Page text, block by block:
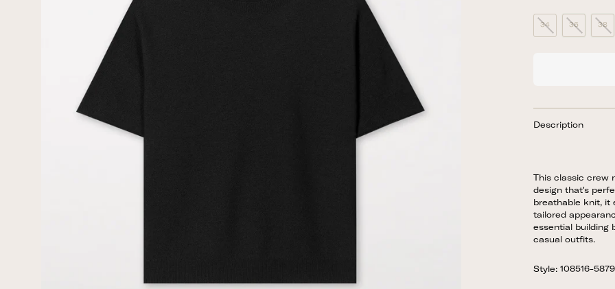
34 36 38
Description
This classic crew
design that's
breathable knit, it
tailored
essential building
casual outfits.
Style: 108516-